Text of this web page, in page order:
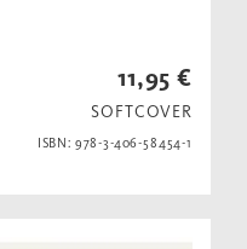
11,95 €
SOFTCOVER
ISBN: 978-3-406-58454-1